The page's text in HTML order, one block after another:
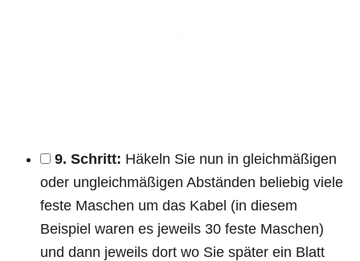
9. Schritt: Häkeln Sie nun in gleichmäßigen
oder ungleichmäßigen Abständen beliebig viele
feste Maschen um das Kabel (in diesem
Beispiel waren es jeweils 30 feste Maschen)
und dann jeweils dort wo Sie später ein Blatt